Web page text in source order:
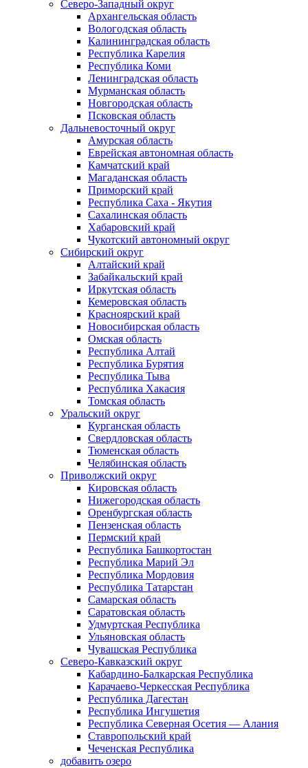
Северо-Западный округ
Архангельская область
Вологодская область
Калининградская область
Республика Карелия
Республика Коми
Ленинградская область
Мурманская область
Новгородская область
Псковская область
Дальневосточный округ
Амурская область
Еврейская автономная область
Камчатский край
Магаданская область
Приморский край
Республика Саха - Якутия
Сахалинская область
Хабаровский край
Чукотский автономный округ
Сибирский округ
Алтайский край
Забайкальский край
Иркутская область
Кемеровская область
Красноярский край
Новосибирская область
Омская область
Республика Алтай
Республика Бурятия
Республика Тыва
Республика Хакасия
Томская область
Уральский округ
Курганская область
Свердловская область
Тюменская область
Челябинская область
Приволжский округ
Кировская область
Нижегородская область
Оренбургская область
Пензенская область
Пермский край
Республика Башкортостан
Республика Марий Эл
Республика Мордовия
Республика Татарстан
Самарская область
Саратовская область
Удмуртская Республика
Ульяновская область
Чувашская Республика
Северо-Кавказский округ
Кабардино-Балкарская Республика
Карачаево-Черкесская Республика
Республика Дагестан
Республика Ингушетия
Республика Северная Осетия — Алания
Ставропольский край
Чеченская Республика
добавить озеро